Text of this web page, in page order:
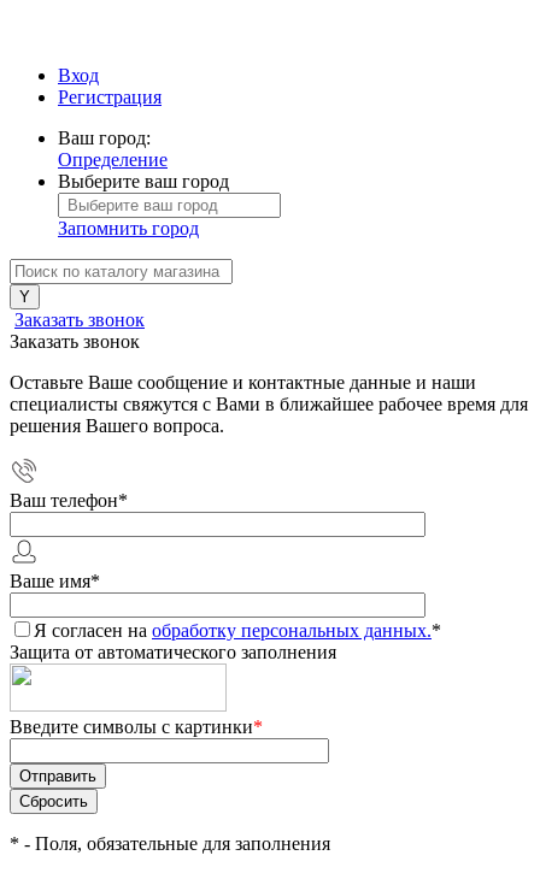
Вход
Регистрация
Ваш город:
Определение
Выберите ваш город
Запомнить город
Заказать звонок
Заказать звонок
Оставьте Ваше сообщение и контактные данные и наши
специалисты свяжутся с Вами в ближайшее рабочее время для
решения Вашего вопроса.
Ваш телефон*
Ваше имя*
Я согласен на обработку персональных данных.*
Защита от автоматического заполнения
Введите символы с картинки*
* - Поля, обязательные для заполнения